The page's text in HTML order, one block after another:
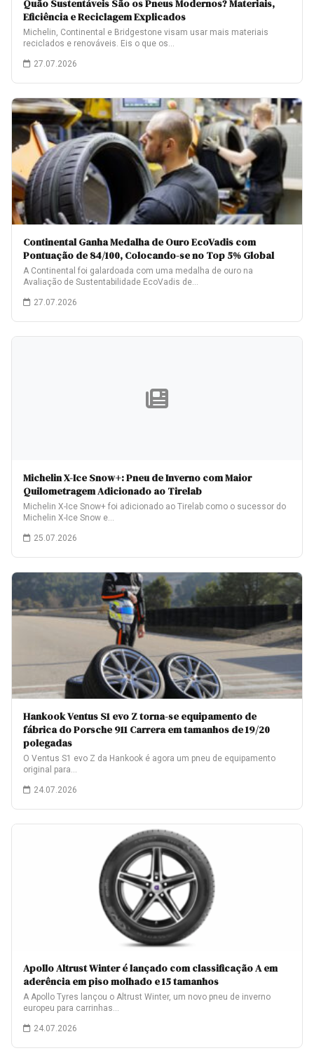
Quão Sustentáveis São os Pneus Modernos? Materiais,
Eficiência e Reciclagem Explicados
Michelin, Continental e Bridgestone visam usar mais materiais
reciclados e renováveis. Eis o que os…
27.07.2026
Continental Ganha Medalha de Ouro EcoVadis com
Pontuação de 84/100, Colocando-se no Top 5% Global
A Continental foi galardoada com uma medalha de ouro na
Avaliação de Sustentabilidade EcoVadis de…
27.07.2026
Michelin X-Ice Snow+: Pneu de Inverno com Maior
Quilometragem Adicionado ao Tirelab
Michelin X-Ice Snow+ foi adicionado ao Tirelab como o sucessor do
Michelin X-Ice Snow e…
25.07.2026
Hankook Ventus S1 evo Z torna-se equipamento de
fábrica do Porsche 911 Carrera em tamanhos de 19/20
polegadas
O Ventus S1 evo Z da Hankook é agora um pneu de equipamento
original para…
24.07.2026
Apollo Altrust Winter é lançado com classificação A em
aderência em piso molhado e 15 tamanhos
A Apollo Tyres lançou o Altrust Winter, um novo pneu de inverno
europeu para carrinhas…
24.07.2026